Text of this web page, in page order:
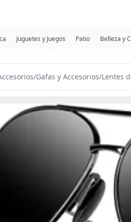
Juguetes y Juegos Patio Belleza y
/Gafas y Accesorios/Lentes